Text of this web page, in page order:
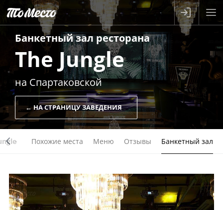
Банкетный залресторана
The Jungle
на Спартаковской
← НА СТРАНИЦУ ЗАВЕДЕНИЯ
Похожие места Меню Отзывы Банкетный зал